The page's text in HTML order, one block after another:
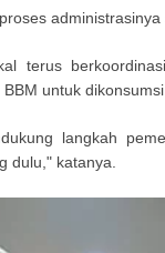
administrasinya
terus
untuk
langkah
dulu," katanya.